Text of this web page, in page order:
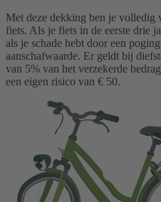
Met deze dekking ben je volledig
fiets. Als je fiets in de eerste drie
als je schade hebt door een
aanschafwaarde. Er geldt bij
van 5% van het verzekerde
een eigen risico van € 50.